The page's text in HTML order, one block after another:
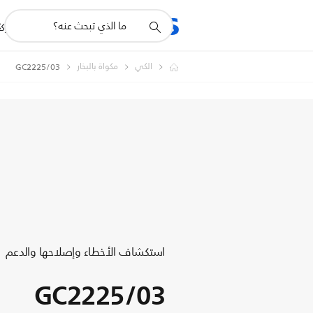
المنتجات
أيقونة
دعم
الكي مكواة بالبخار GC2225/03
استكشاف الأخطاء وإصلاحها والدعم
GC2225/03